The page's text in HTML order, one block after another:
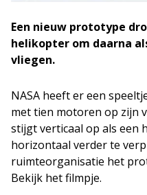
Een nieuw prototype
helikopter om daarna
vliegen.
NASA heeft er een
met tien motoren op zijn
stijgt verticaal op als een
horizontaal verder te
ruimteorganisatie het
Bekijk het filmpje.